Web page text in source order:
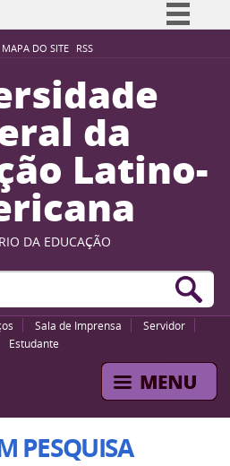
MAPA DO SITE RSS
Simplifique!
Participe
Acesso à informação
Legislação
Canais
da
Latino-
DA EDUCAÇÃO
Sala de Imprensa
Servidor
Estudante
PESQUISA